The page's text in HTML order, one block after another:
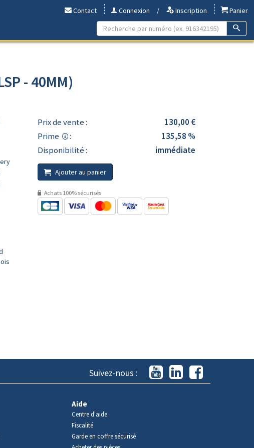
Contact Connexion / Inscription
Panier
- 40MM)
Prix de vente :
130,00 €
Prime
:
135,58 %
Disponibilité :
immédiate
Ajouter au panier
Achats 100% sécurisés
Suivez-nous :
Aide
Centre d'aide
Fiscalité
Garde en coffre sécurisé